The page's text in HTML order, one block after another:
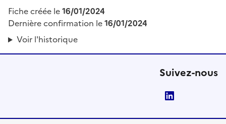
Fiche créée le16/01/2024
Dernière confirmation le16/01/2024
Voir l'historique
Suivez-nous